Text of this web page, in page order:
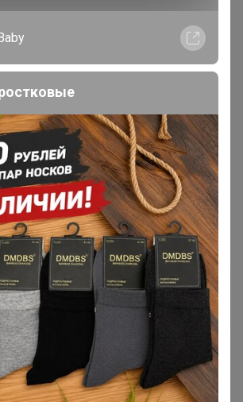
внутренняя ошибка
сервера.
над устранением проблемы.
доставленные неудобства!
Вконтакте
Одноклассники